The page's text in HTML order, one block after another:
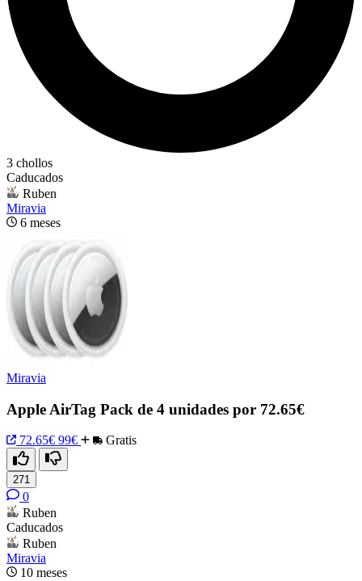
3 chollos
Caducados
Ruben
Miravia
6 meses
Miravia
Apple AirTag Pack de 4 unidades por 72.65€
72.65€ 99€ Gratis
271
0
Ruben
Caducados
Ruben
Miravia
10 meses